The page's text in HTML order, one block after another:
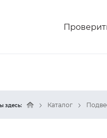
здесь: Каталог